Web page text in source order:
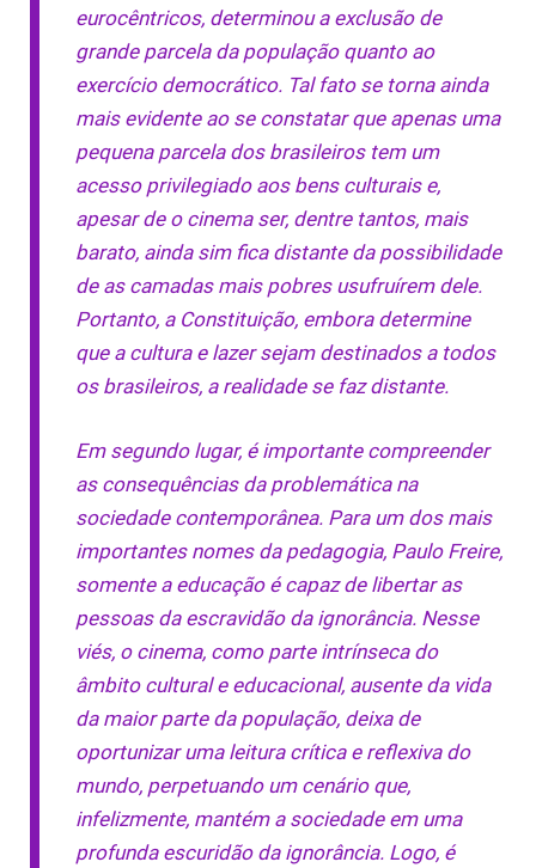
eurocêntricos, determinou a exclusão de
grande parcela da população quanto ao
exercício democrático. Tal fato se torna ainda
mais evidente ao se constatar que apenas uma
pequena parcela dos brasileiros tem um
acesso privilegiado aos bens culturais e,
apesar de o cinema ser, dentre tantos, mais
barato, ainda sim fica distante da possibilidade
de as camadas mais pobres usufruírem dele.
Portanto, a Constituição, embora determine
que a cultura e lazer sejam destinados a todos
os brasileiros, a realidade se faz distante.
Em segundo lugar, é importante compreender
as consequências da problemática na
sociedade contemporânea. Para um dos mais
importantes nomes da pedagogia, Paulo Freire,
somente a educação é capaz de libertar as
pessoas da escravidão da ignorância. Nesse
viés, o cinema, como parte intrínseca do
âmbito cultural e educacional, ausente da vida
da maior parte da população, deixa de
oportunizar uma leitura crítica e reflexiva do
mundo, perpetuando um cenário que,
infelizmente, mantém a sociedade em uma
profunda escuridão da ignorância. Logo, é